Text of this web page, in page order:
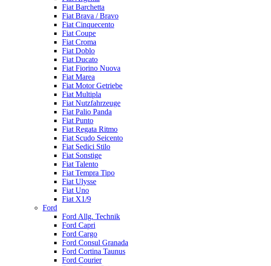
Fiat Barchetta
Fiat Brava / Bravo
Fiat Cinquecento
Fiat Coupe
Fiat Croma
Fiat Doblo
Fiat Ducato
Fiat Fiorino Nuova
Fiat Marea
Fiat Motor Getriebe
Fiat Multipla
Fiat Nutzfahrzeuge
Fiat Palio Panda
Fiat Punto
Fiat Regata Ritmo
Fiat Scudo Seicento
Fiat Sedici Stilo
Fiat Sonstige
Fiat Talento
Fiat Tempra Tipo
Fiat Ulysse
Fiat Uno
Fiat X1/9
Ford
Ford Allg. Technik
Ford Capri
Ford Cargo
Ford Consul Granada
Ford Cortina Taunus
Ford Courier